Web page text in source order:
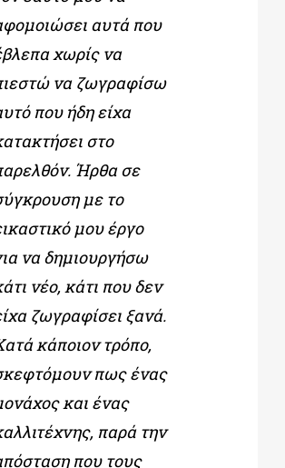
αυτά που
χωρίς να
να ζωγραφίσω
που ήδη είχα
στο
Ήρθα σε
με το
μου έργο
να δημιουργήσω
νέο, κάτι που δεν
ζωγραφίσει ξανά.
κάποιον τρόπο,
πως ένας
και ένας
παρά την
που τους